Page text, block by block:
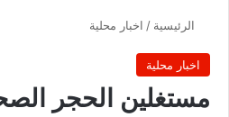
الرئيسية / اخبار محلية
اخبار محلية
مستغلين الحجر